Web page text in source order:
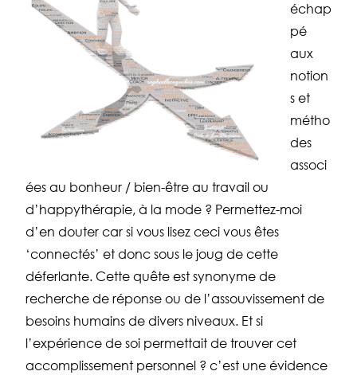
échap
pé
aux
notion
s et
métho
des
associ
ées au bonheur / bien-être au travail ou
d’happythérapie, à la mode ? Permettez-moi
d’en douter car si vous lisez ceci vous êtes
‘connectés’ et donc sous le joug de cette
déferlante. Cette quête est synonyme de
recherche de réponse ou de l’assouvissement de
besoins humains de divers niveaux. Et si
l’expérience de soi permettait de trouver cet
accomplissement personnel ? c’est une évidence